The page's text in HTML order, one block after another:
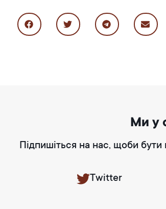
Ми у
Підпишіться на нас, щоби бути
Twitter